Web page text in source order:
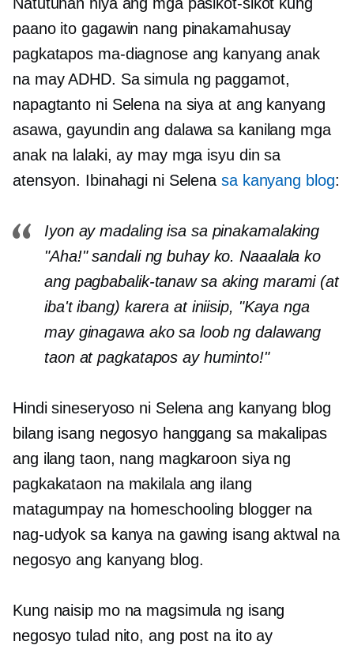
paano ito gagawin nang pinakamahusay
pagkatapos ma-diagnose ang kanyang anak
na may ADHD. Sa simula ng paggamot,
napagtanto ni Selena na siya at ang kanyang
asawa, gayundin ang dalawa sa kanilang mga
anak na lalaki, ay may mga isyu din sa
atensyon. Ibinahagi ni Selena sa kanyang blog:
Iyon ay madaling isa sa pinakamalaking
"Aha!" sandali ng buhay ko. Naaalala ko
ang pagbabalik-tanaw sa aking marami (at
iba't ibang) karera at iniisip, "Kaya nga
may ginagawa ako sa loob ng dalawang
taon at pagkatapos ay huminto!"
Hindi sineseryoso ni Selena ang kanyang blog
bilang isang negosyo hanggang sa makalipas
ang ilang taon, nang magkaroon siya ng
pagkakataon na makilala ang ilang
matagumpay na homeschooling blogger na
nag-udyok sa kanya na gawing isang aktwal na
negosyo ang kanyang blog.
Kung naisip mo na magsimula ng isang
negosyo tulad nito, ang post na ito ay